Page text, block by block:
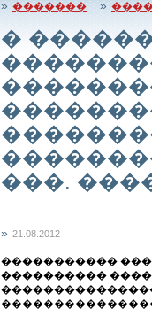
» ������� »
�
���.
» 21.08.2012
�����������
����������